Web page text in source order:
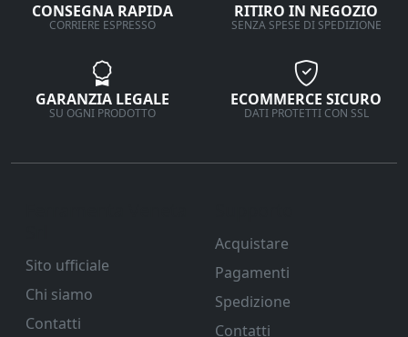
CONSEGNA RAPIDA
CORRIERE ESPRESSO
RITIRO IN NEGOZIO
SENZA SPESE DI SPEDIZIONE
GARANZIA LEGALE
SU OGNI PRODOTTO
ECOMMERCE SICURO
DATI PROTETTI CON SSL
Sito ufficiale
Chi siamo
Contatti
Acquistare
Pagamenti
Spedizione
Contatti